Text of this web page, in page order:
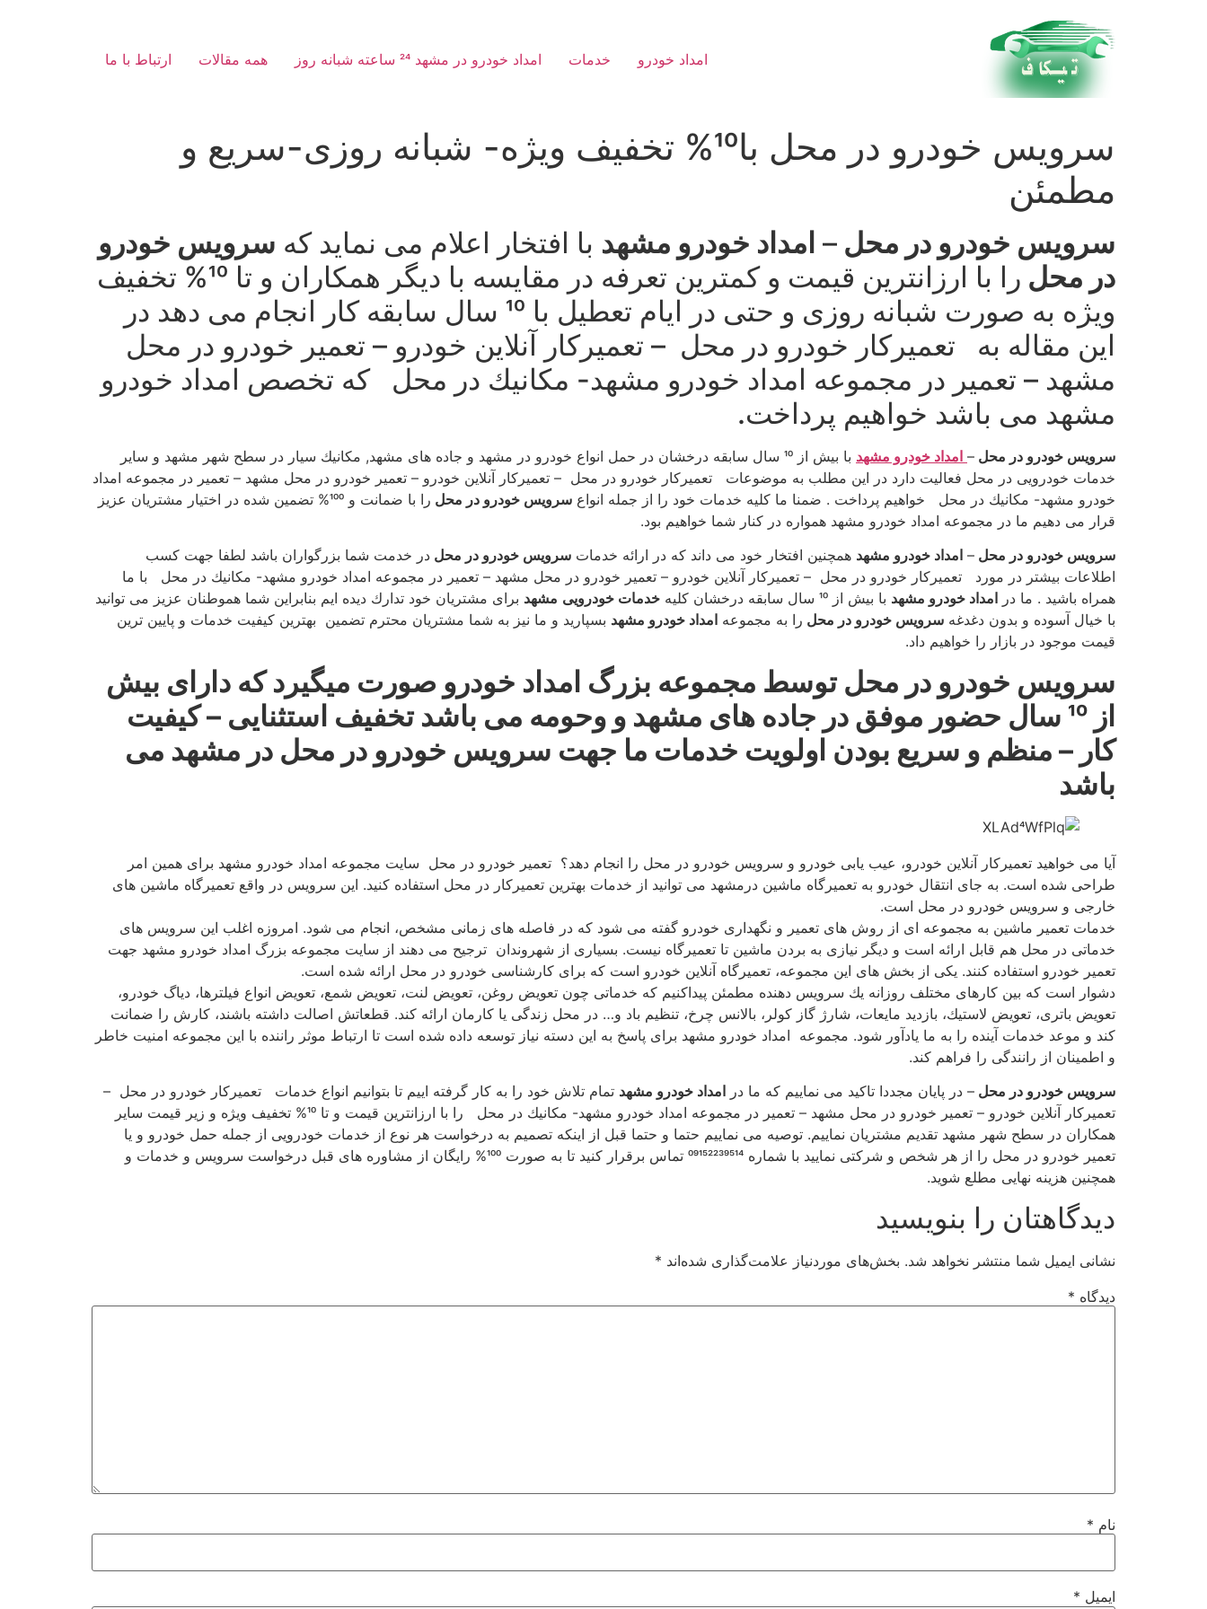
امداد خودرو خدمات امداد خودرو در مشهد 24 ساعته شبانه روز همه مقالات ارتباط با ما
سرویس خودرو در محل با10% تخفیف ویژه- شبانه روزی-سریع و
مطمئن
سرویس خودرو در محل – امداد خودرو مشهد با افتخار اعلام می نماید كه سرویس خودرو
در محل
را با ارزانترین قیمت و كمترین تعرفه در مقایسه با دیگر همكاران و تا 10% تخفیف
ویژه به صورت شبانه روزی و حتی در ایام تعطیل با 10 سال سابقه كار انجام می دهد در
این مقاله به تعمیركار خودرو در محل – تعمیركار آنلاین خودرو – تعمیر خودرو در محل
مشهد – تعمیر در مجموعه امداد خودرو مشهد- مكانیك در محل كه تخصص امداد خودرو
مشهد می باشد خواهیم پرداخت.
سرویس خودرو در محل – امداد خودرو مشهد
با بیش از 10 سال سابقه درخشان در حمل انواع خودرو در مشهد و جاده های مشهد, مكانیك سیار در سطح شهر مشهد و سایر
خدمات خودرویی در محل فعالیت دارد در این مطلب به موضوعات تعمیركار خودرو در محل – تعمیركار آنلاین خودرو – تعمیر خودرو در محل مشهد – تعمیر در مجموعه امداد
خودرو مشهد- مكانیك در محل خواهیم پرداخت . ضمنا ما كلیه خدمات خود را از جمله انواع سرویس خودرو در محل
را با ضمانت و 100% تضمین شده در اختیار مشتریان عزیز
قرار می دهیم ما در مجموعه امداد خودرو مشهد همواره در كنار شما خواهیم بود.
سرویس خودرو در محل – امداد خودرو مشهد همچنین افتخار خود می داند كه در ارائه خدمات سرویس خودرو در محل در خدمت شما بزرگواران باشد لطفا جهت كسب
اطلاعات بیشتر در مورد تعمیركار خودرو در محل – تعمیركار آنلاین خودرو – تعمیر خودرو در محل مشهد – تعمیر در مجموعه امداد خودرو مشهد- مكانیك در محل با ما
همراه باشید . ما در امداد خودرو مشهد با بیش از 10 سال سابقه درخشان كلیه خدمات خودرویی مشهد برای مشتریان خود تدارك دیده ایم بنابراین شما هموطنان عزیز می توانید
با خیال آسوده و بدون دغدغه سرویس خودرو در محل را به مجموعه امداد خودرو مشهد بسپارید و ما نیز به شما مشتریان محترم تضمین بهترین كیفیت خدمات و پایین ترین
قیمت موجود در بازار را خواهیم داد.
سرویس خودرو در محل توسط مجموعه بزرگ امداد خودرو صورت میگیرد كه دارای بیش
از 10 سال حضور موفق در جاده های مشهد و وحومه می باشد تخفیف استثنایی – كیفیت
كار – منظم و سریع بودن اولویت خدمات ما جهت سرویس خودرو در محل در مشهد می
باشد
آیا می خواهید تعمیركار آنلاین خودرو، عیب یابی خودرو و سرویس خودرو در محل را انجام دهد؟ تعمیر خودرو در محل سایت مجموعه امداد خودرو مشهد برای همین امر
طراحی شده است. به جای انتقال خودرو به تعمیرگاه ماشین درمشهد می توانید از خدمات بهترین تعمیركار در محل استفاده كنید. این سرویس در واقع تعمیرگاه ماشین های
خارجی و سرویس خودرو در محل است.
خدمات تعمیر ماشین به مجموعه ای از روش های تعمیر و نگهداری خودرو گفته می شود كه در فاصله های زمانی مشخص، انجام می شود. امروزه اغلب این سرویس های
خدماتی در محل هم قابل ارائه است و دیگر نیازی به بردن ماشین تا تعمیرگاه نیست. بسیاری از شهروندان ترجیح می دهند از سایت مجموعه بزرگ امداد خودرو مشهد جهت
تعمیر خودرو استفاده كنند. یكی از بخش های این مجموعه، تعمیرگاه آنلاین خودرو است كه برای كارشناسی خودرو در محل ارائه شده است.
دشوار است كه بین كارهای مختلف روزانه یك سرویس دهنده مطمئن پیداكنیم كه خدماتی چون تعویض روغن، تعویض لنت، تعویض شمع، تعویض انواع فیلترها، دیاگ خودرو،
تعویض باتری، تعویض لاستیك، بازدید مایعات، شارژ گاز كولر، بالانس چرخ، تنظیم باد و… در محل زندگی یا كارمان ارائه كند. قطعاتش اصالت داشته باشند، كارش را ضمانت
كند و موعد خدمات آینده را به ما یادآور شود. مجموعه امداد خودرو مشهد برای پاسخ به این دسته نیاز توسعه داده شده است تا ارتباط موثر راننده با این مجموعه امنیت خاطر
و اطمینان از رانندگی را فراهم كند.
سرویس خودرو در محل – در پایان مجددا تاكید می نماییم كه ما در امداد خودرو مشهد تمام تلاش خود را به كار گرفته اییم تا بتوانیم انواع خدمات تعمیركار خودرو در محل –
تعمیركار آنلاین خودرو – تعمیر خودرو در محل مشهد – تعمیر در مجموعه امداد خودرو مشهد- مكانیك در محل را با ارزانترین قیمت و تا 10% تخفیف ویژه و زیر قیمت سایر
همكاران در سطح شهر مشهد تقدیم مشتریان نماییم. توصیه می نماییم حتما و حتما قبل از اینكه تصمیم به درخواست هر نوع از خدمات خودرویی از جمله حمل خودرو و یا
تعمیر خودرو در محل را از هر شخص و شركتی نمایید با شماره 09152239514 تماس برقرار كنید تا به صورت 100% رایگان از مشاوره های قبل درخواست سرویس و خدمات و
همچنین هزینه نهایی مطلع شوید.
دیدگاهتان را بنویسید
نشانی ایمیل شما منتشر نخواهد شد. بخش‌های موردنیاز علامت‌گذاری شده‌اند *
دیدگاه *
نام *
ایمیل *